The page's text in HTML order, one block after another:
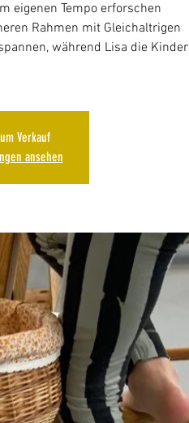
eigenen Tempo erforschen
Rahmen mit Gleichaltrigen
während Lisa die Kinder
Verkauf
ansehen